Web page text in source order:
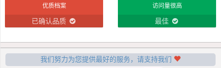
优质档案
已确认品质
访问量很高
最佳
我们努力为您提供最好的服务，请支持我们